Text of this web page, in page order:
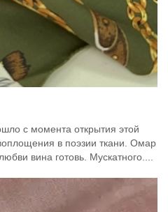
с момента открытия этой
в поэзии ткани. Омар
вина готовь. Мускатного....